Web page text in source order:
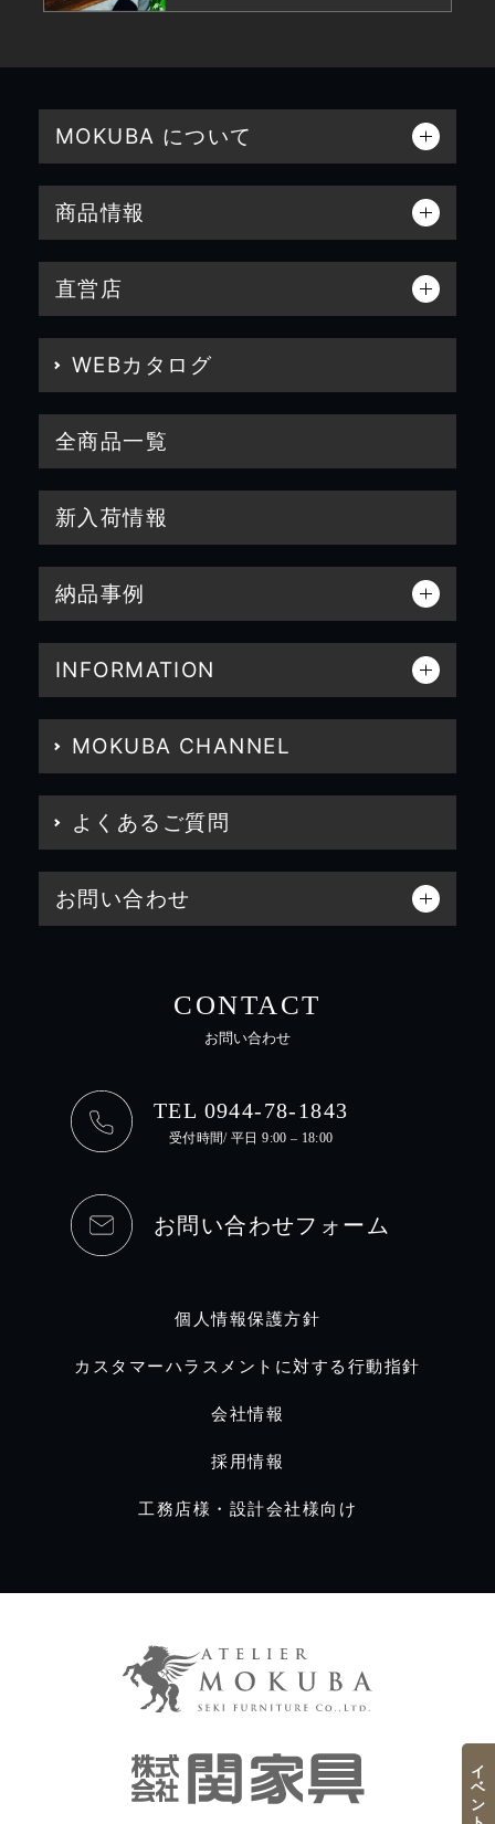
MOKUBA について
商品情報
直営店
WEBカタログ
全商品一覧
新入荷情報
納品事例
INFORMATION
MOKUBA CHANNEL
よくあるご質問
お問い合わせ
CONTACT
お問い合わせ
TEL 0944-78-1843
受付時間/ 平日 9:00 – 18:00
お問い合わせフォーム
個人情報保護方針
カスタマーハラスメントに対する行動指針
会社情報
採用情報
工務店様・設計会社様向け